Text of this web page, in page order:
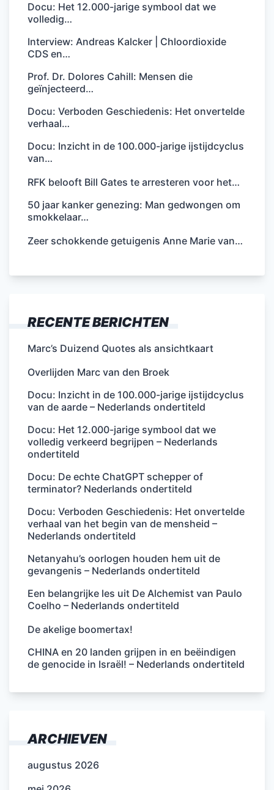
Docu: Het 12.000-jarige symbool dat we
volledig…
Interview: Andreas Kalcker | Chloordioxide
CDS en…
Prof. Dr. Dolores Cahill: Mensen die
geïnjecteerd…
Docu: Verboden Geschiedenis: Het onvertelde
verhaal…
Docu: Inzicht in de 100.000-jarige ijstijdcyclus
van…
RFK belooft Bill Gates te arresteren voor het…
50 jaar kanker genezing: Man gedwongen om
smokkelaar…
Zeer schokkende getuigenis Anne Marie van…
RECENTE BERICHTEN
Marc’s Duizend Quotes als ansichtkaart
Overlijden Marc van den Broek
Docu: Inzicht in de 100.000-jarige ijstijdcyclus
van de aarde – Nederlands ondertiteld
Docu: Het 12.000-jarige symbool dat we
volledig verkeerd begrijpen – Nederlands
ondertiteld
Docu: De echte ChatGPT schepper of
terminator? Nederlands ondertiteld
Docu: Verboden Geschiedenis: Het onvertelde
verhaal van het begin van de mensheid –
Nederlands ondertiteld
Netanyahu’s oorlogen houden hem uit de
gevangenis – Nederlands ondertiteld
Een belangrijke les uit De Alchemist van Paulo
Coelho – Nederlands ondertiteld
De akelige boomertax!
CHINA en 20 landen grijpen in en beëindigen
de genocide in Israël! – Nederlands ondertiteld
ARCHIEVEN
augustus 2026